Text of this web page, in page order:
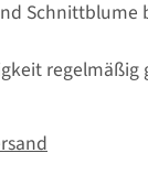
Schnittblume
regelmäßig